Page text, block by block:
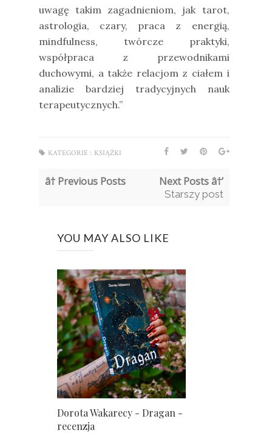
uwagę takim zagadnieniom, jak tarot,
astrologia, czary, praca z energią,
mindfulness, twórcze praktyki,
współpraca z przewodnikami
duchowymi, a także relacjom z ciałem i
analizie bardziej tradycyjnych nauk
terapeutycznych.”
KATEGORIE : KSIĄŻKI
â† Previous Posts Next Posts â†’
Starszy post
YOU MAY ALSO LIKE
Dorota Wakarecy - Dragan -
recenzja